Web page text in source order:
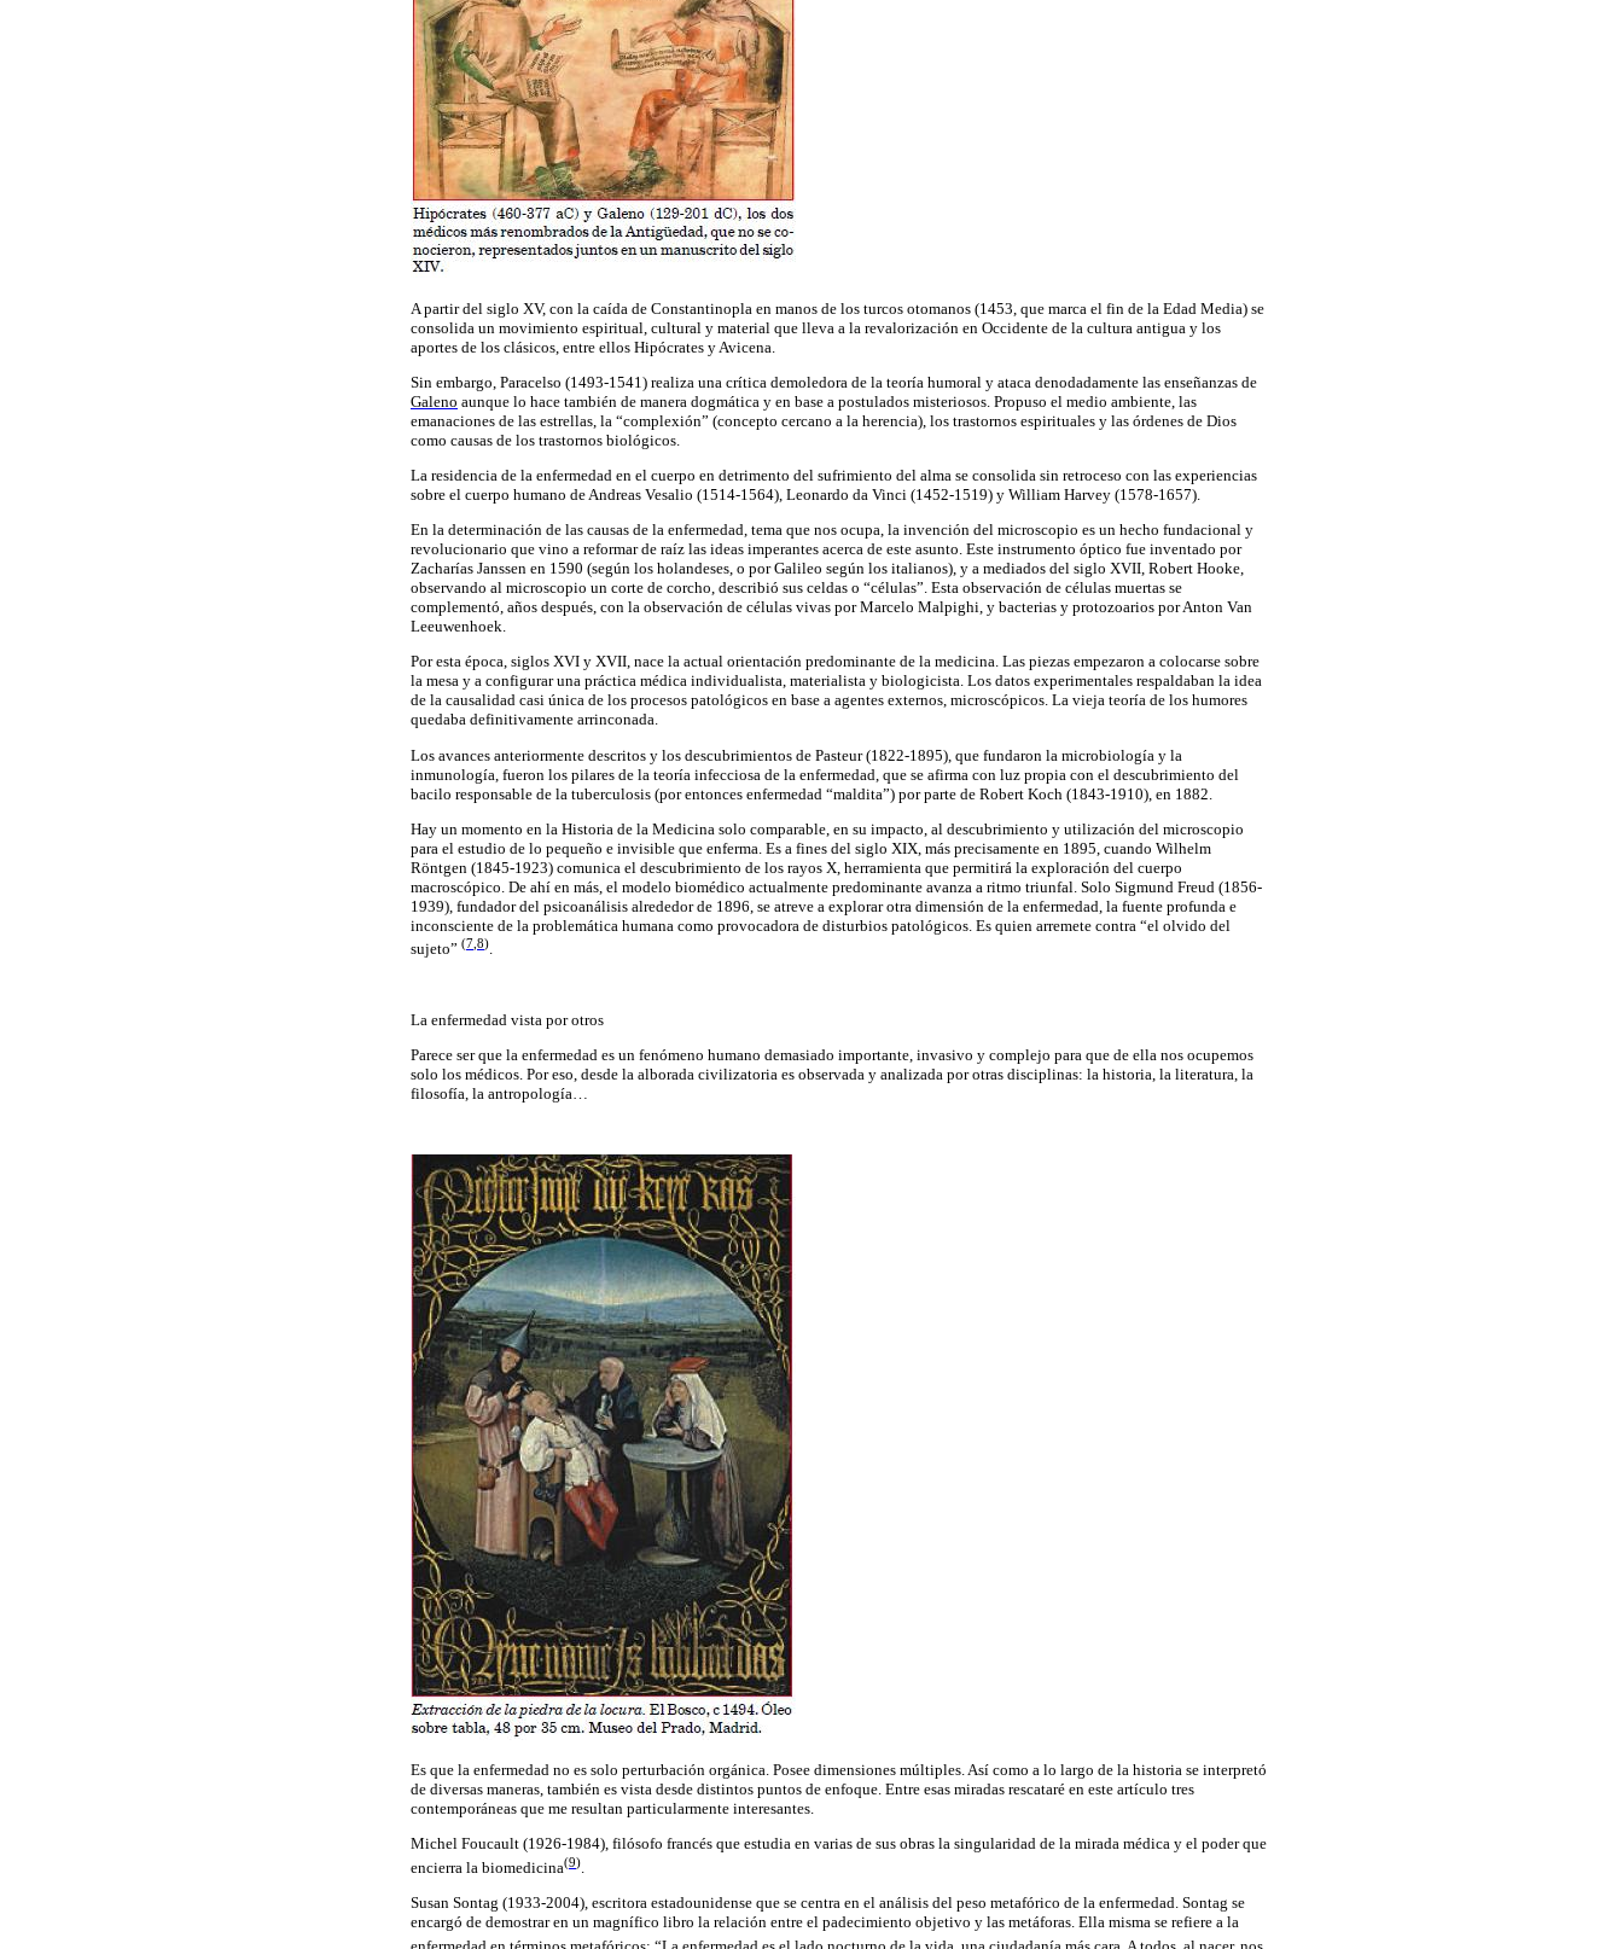
A partir del siglo XV, con la caída de Constantinopla en manos de los turcos otomanos (1453, que marca el fin de la Edad Media) se
consolida un movimiento espiritual, cultural y material que lleva a la revalorización en Occidente de la cultura antigua y los
aportes de los clásicos, entre ellos Hipócrates y Avicena.
Sin embargo Paracelso (1493-1541) realiza una crítica demoledora de la teoría humoral y ataca denodadamente las enseñanzas de
Galeno aunque lo hace también de manera dogmática y en base a postulados misteriosos. Propuso el medio ambiente, las
emanaciones de las estrellas, la “complexión” (concepto cercano a la herencia), los trastornos espirituales y las órdenes de Dios
como causas de los trastornos biológicos.
La residencia de la enfermedad en el cuerpo en detrimento del sufrimiento del alma se consolida sin retroceso con las experiencias
sobre el cuerpo humano de Andreas Vesalio (1514-1564), Leonardo da Vinci (1452-1519) y William Harvey (1578-1657).
En la determinación de las causas de la enfermedad, tema que nos ocupa, la invención del microscopio es un hecho fundacional y
revolucionario que vino a reformar de raíz las ideas imperantes acerca de este asunto. Este instrumento óptico fue inventado por
Zacharías Janssen en 1590 (según los holandeses, o por Galileo según los italianos), y a mediados del siglo XVII, Robert Hooke,
observando al microscopio un corte de corcho, describió sus celdas o “células”. Esta observación de células muertas se
complementó, años después, con la observación de células vivas por Marcelo Malpighi, y bacterias y protozoarios por Anton Van
Leeuwenhoek.
Por esta época, siglos XVI y XVII, nace la actual orientación predominante de la medicina. Las piezas empezaron a colocarse sobre
la mesa y a configurar una práctica médica individualista, materialista y biologicista. Los datos experimentales respaldaban la idea
de la causalidad casi única de los procesos patológicos en base a agentes externos, microscópicos. La vieja teoría de los humores
quedaba definitivamente arrinconada.
Los avances anteriormente descritos y los descubrimientos de Pasteur (1822-1895), que fundaron la microbiología y la
inmunología, fueron los pilares de la teoría infecciosa de la enfermedad, que se afirma con luz propia con el descubrimiento del
bacilo responsable de la tuberculosis (por entonces enfermedad “maldita”) por parte de Robert Koch (1843-1910), en 1882.
Hay un momento en la Historia de la Medicina solo comparable, en su impacto, al descubrimiento y utilización del microscopio
para el estudio de lo pequeño e invisible que enferma. Es a fines del siglo XIX, más precisamente en 1895, cuando Wilhelm
Röntgen (1845-1923) comunica el descubrimiento de los rayos X, herramienta que permitirá la exploración del cuerpo
macroscópico. De ahí en más, el modelo biomédico actualmente predominante avanza a ritmo triunfal. Solo Sigmund Freud (1856-
1939), fundador del psicoanálisis alrededor de 1896, se atreve a explorar otra dimensión de la enfermedad, la fuente profunda e
inconsciente de la problemática humana como provocadora de disturbios patológicos. Es quien arremete contra “el olvido del
sujeto” (7 8).
La enfermedad vista por otros
Parece ser que la enfermedad es un fenómeno humano demasiado importante, invasivo y complejo para que de ella nos ocupemos
solo los médicos. Por eso, desde la alborada civilizatoria es observada y analizada por otras disciplinas: la historia, la literatura, la
filosofía, la antropología…
Es que la enfermedad no es solo perturbación orgánica. Posee dimensiones múltiples. Así como a lo largo de la historia se interpretó
de diversas maneras, también es vista desde distintos puntos de enfoque. Entre esas miradas rescataré en este artículo tres
contemporáneas que me resultan particularmente interesantes.
Michel Foucault (1926-1984), filósofo francés que estudia en varias de sus obras la singularidad de la mirada médica y el poder que
encierra la biomedicina(9)
Susan Sontag (1933-2004), escritora estadounidense que se centra en el análisis del peso metafórico de la enfermedad. Sontag se
encargó de demostrar en un magnífico libro la relación entre el padecimiento objetivo y las metáforas. Ella misma se refiere a la